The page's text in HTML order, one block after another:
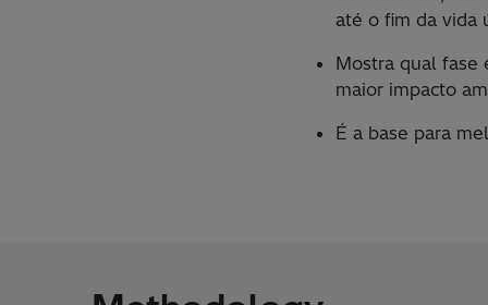
até o fim da vida
Mostra qual fase
maior impacto
É a base para